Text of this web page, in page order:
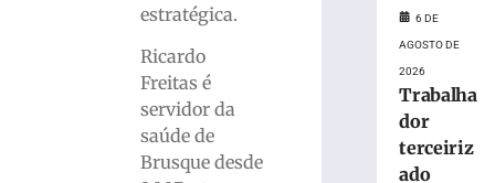
estratégica.
Ricardo
Freitas é
servidor da
saúde de
Brusque desde
diagnóstico
médico
6 DE
AGOSTO DE
2026
Trabalha
dor
terceiriz
ado